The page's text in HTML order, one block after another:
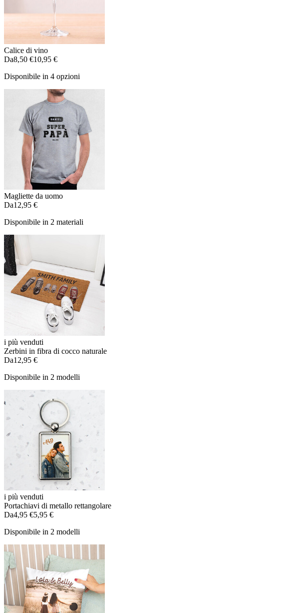
Calice di vino
Da8,50 €10,95 €
Disponibile in 4 opzioni
Magliette da uomo
Da12,95 €
Disponibile in 2 materiali
i più venduti
Zerbini in fibra di cocco naturale
Da12,95 €
Disponibile in 2 modelli
i più venduti
Portachiavi di metallo rettangolare
Da4,95 €5,95 €
Disponibile in 2 modelli